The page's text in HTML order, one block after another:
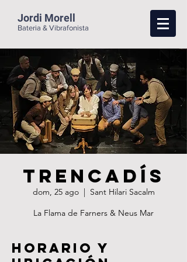
Jordi Morell
Bateria & Vibrafonista
Trencadís
dom, 25 ago
  |
Sant Hilari Sacalm
La Flama de Farners & Neus Mar
Horario y